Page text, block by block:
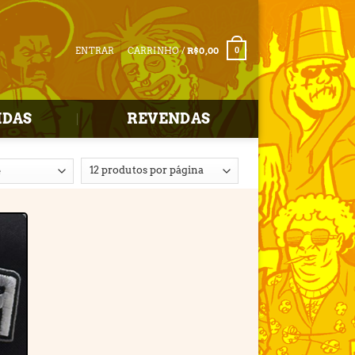
ENTRAR CARRINHO /R$0,00 0
REVENDAS